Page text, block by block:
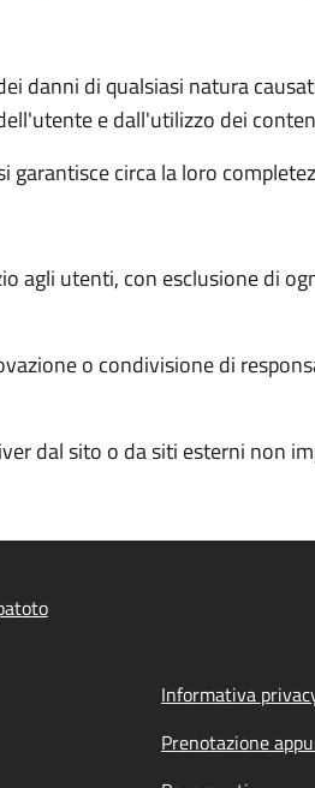
danni di qualsiasi natura
e dall'utilizzo dei
circa la loro
agli utenti, con esclusione di
o condivisione di
dal sito o da siti esterni non
Informativa
Prenotazione